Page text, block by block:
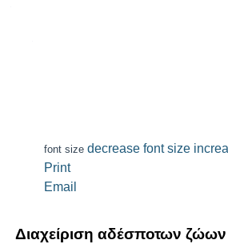
font size decrease font size
Print
Email
Διαχείριση αδέσποτων